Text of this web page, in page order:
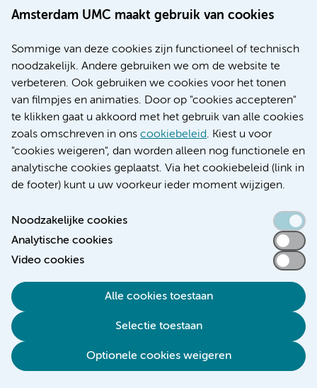
Vermoeidheid
vermoeidheid. Een verklaring voor de vermoeidheid is er
niet altijd. Het is een duidelijk signaal van het lichaam dat
er een grote behoefte is aan rust en/of slaap om te
herstellen. Zorg daarom voor voldoende rustmomenten.
Het is daarnaast belangrijk dat u zorgt voor een goede
lichamelijke conditie door regelmatig aan
lichaamsbeweging te doen en zo gezond (eiwitrijk)
mogelijk te eten.
Het hebben van kanker en het ondergaan van
iedereen op zijn eigen manier verwerkt. Deze periode kan
voor u en uw familie stress met zich
meebrengen, dit is normaal. Tijdens de ziekenhuisopname
wordt hier aandacht aan besteed door mensen van de
afdeling Geestelijke Zorg of Psychologische zorg. Zij
komen bij u langs om een praatje met u te maken. Met
Amsterdam UMC maakt gebruik van cookies
Sommige van deze cookies zijn functioneel of technisch
noodzakelijk. Andere gebruiken we om de website te
verbeteren. Ook gebruiken we cookies voor het tonen
van filmpjes en animaties. Door op "cookies accepteren"
te klikken gaat u akkoord met het gebruik van alle cookies
zoals omschreven in ons cookiebeleid. Kiest u voor
"cookies weigeren", dan worden alleen nog functionele en
analytische cookies geplaatst. Via het cookiebeleid (link in
de footer) kunt u uw voorkeur ieder moment wijzigen.
Noodzakelijke cookies
Analytische cookies
Video cookies
Alle cookies toestaan
Selectie toestaan
Optionele cookies weigeren